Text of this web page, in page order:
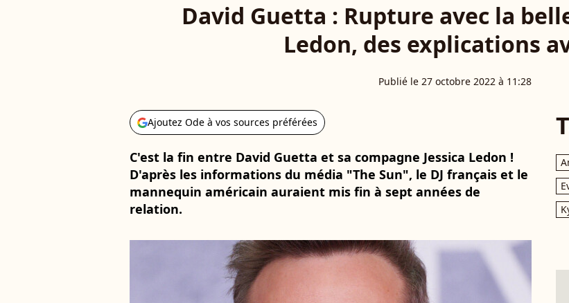
David Guetta : Rupture avec la
Ledon, des explications
Publié le 27 octobre 2022 à 11:28
Ajoutez Ode à vos sources préférées
C'est la fin entre David Guetta et sa compagne Jessica Ledon !
D'après les informations du média "The Sun", le DJ français et le
mannequin américain auraient mis fin à sept années de
relation.